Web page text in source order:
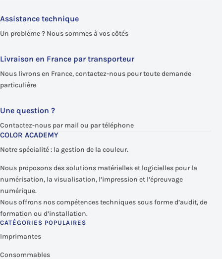
Assistance technique
Un problème ? Nous sommes à vos côtés
Livraison en France par transporteur
Nous livrons en France, contactez-nous pour toute demande
particulière
Une question ?
Contactez-nous par mail ou par téléphone
COLOR ACADEMY
Notre spécialité : la gestion de la couleur.
Nous proposons des solutions matérielles et logicielles pour la
numérisation, la visualisation, l’impression et l’épreuvage
numérique.
Nous offrons nos compétences techniques sous forme d’audit, de
formation ou d’installation.
CATÉGORIES POPULAIRES
Imprimantes
Consommables